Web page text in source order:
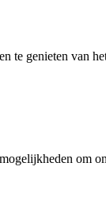
te genieten van
om